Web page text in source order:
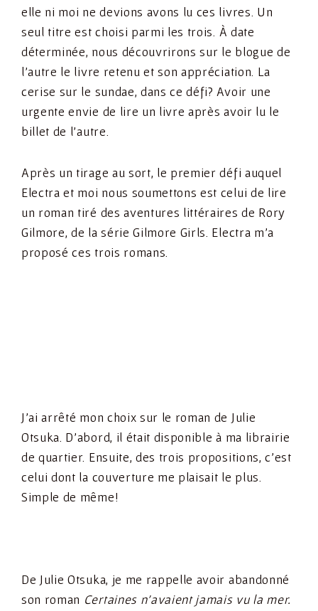
elle ni moi ne devions avons lu ces livres. Un
seul titre est choisi parmi les trois. À date
déterminée, nous découvrirons sur le blogue de
l’autre le livre retenu et son appréciation. La
cerise sur le sundae, dans ce défi? Avoir une
urgente envie de lire un livre après avoir lu le
billet de l’autre.
Après un tirage au sort, le premier défi auquel
Electra et moi nous soumettons est celui de lire
un roman tiré des aventures littéraires de Rory
Gilmore, de la série Gilmore Girls. Electra m’a
proposé ces trois romans.
J’ai arrêté mon choix sur le roman de Julie
Otsuka. D’abord, il était disponible à ma librairie
de quartier. Ensuite, des trois propositions, c’est
celui dont la couverture me plaisait le plus.
Simple de même!
De Julie Otsuka, je me rappelle avoir abandonné
son roman Certaines n’avaient jamais vu la mer.